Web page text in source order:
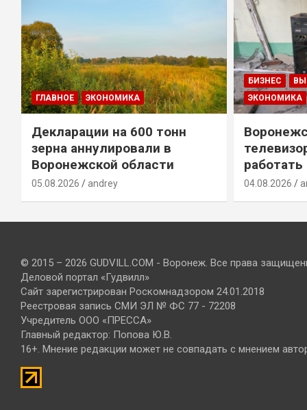
ГЛАВНОЕ ЭКОНОМИКА
Декларации на 600 тонн
зерна аннулировали в
Воронежской области
05.08.2026 andrey
БИЗНЕС
ЭКОНОМИКА
работать
04.08.2026
© 2015 – 2026 GUDVILL.COM - Воронеж. Все права
Деловой портал «Гудвилл»
Сайт зарегистрирован Роскомнадзором 24.01.2018
Реестровая запись СМИ ЭЛ № ФС 77 - 72208
Учредитель ООО «ПРЕССА»
Главный редактор: Попова Ю.В.
16+. Мнение редакции может не совпадать с мнением